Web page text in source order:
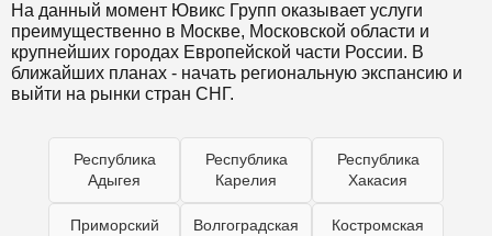
На данный момент Ювикс Групп оказывает услуги
преимущественно в Москве, Московской области и
крупнейших городах Европейской части России. В
ближайших планах - начать региональную экспансию и
выйти на рынки стран СНГ.
Республика
Адыгея
Республика
Карелия
Республика
Хакасия
Приморский
Волгоградская
Костромская